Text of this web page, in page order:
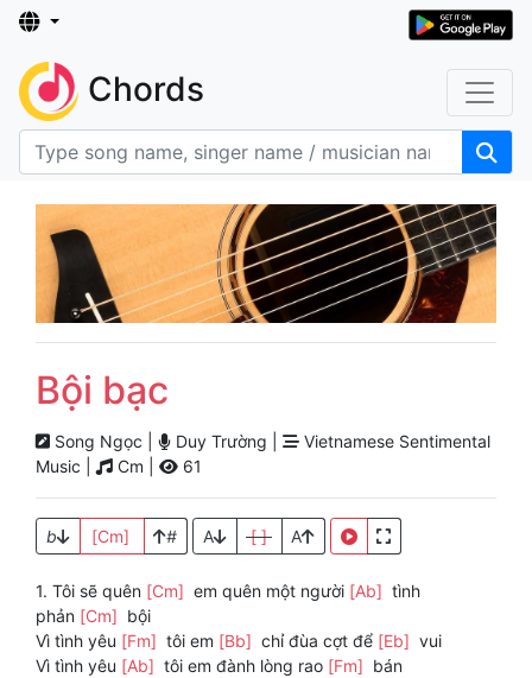
Chords
Bội bạc
Song Ngọc | Duy Trường |
Vietnamese Sentimental
Music |
Cm | 61
b [Cm] # A [ ] A
1. Tôi sẽ quên [Cm] em quên một người [Ab] tình
phản [Cm] bội
Vì tình yêu [Fm] tôi em [Bb] chỉ đùa cợt để [Eb] vui
Vì tình yêu [Ab] tôi em đành lòng rao [Fm] bán